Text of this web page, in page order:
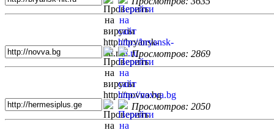
Просмотров: 2869
Просмотров: 2050